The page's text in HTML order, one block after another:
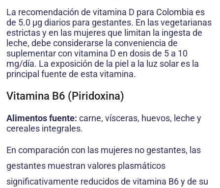
La recomendación de vitamina D para Colombia es
de 5.0 μg diarios para gestantes. En las vegetarianas
estrictas y en las mujeres que limitan la ingesta de
leche, debe considerarse la conveniencia de
suplementar con vitamina D en dosis de 5 a 10
mg/día. La exposición de la piel a la luz solar es la
principal fuente de esta vitamina.
Vitamina B6 (Piridoxina)
Alimentos fuente: carne, vísceras, huevos, leche y
cereales integrales.
En comparación con las mujeres no gestantes, las
gestantes muestran valores plasmáticos
significativamente reducidos de vitamina B6 y de su